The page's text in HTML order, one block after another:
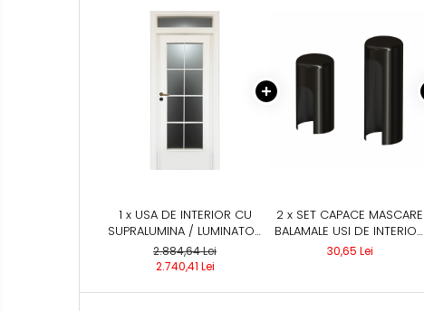
1 x USA DE INTERIOR CU
SUPRALUMINA / LUMINATOR
- COLECTIA VINTAGE 5.4
2.884,64 Lei
2.740,41 Lei
2 x SET CAPACE MASCARE
BALAMALE USI DE INTERIOR,
NEGRU
30,65 Lei